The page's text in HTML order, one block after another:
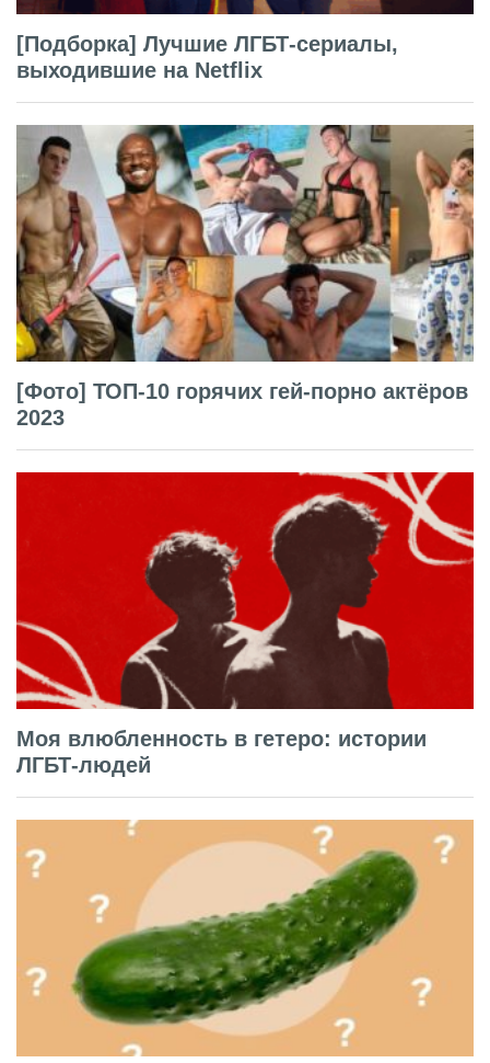
[Подборка] Лучшие ЛГБТ-сериалы,
выходившие на Netflix
[Фото] ТОП-10 горячих гей-порно актёров
2023
Моя влюбленность в гетеро: истории
ЛГБТ-людей